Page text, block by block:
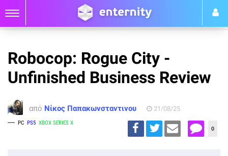
Robocop: Rogue City -
Unfinished Business Review
από Νίκος Παπακωνσταντινου 21/08/25
PC PS5 XBOX SERIES X
0